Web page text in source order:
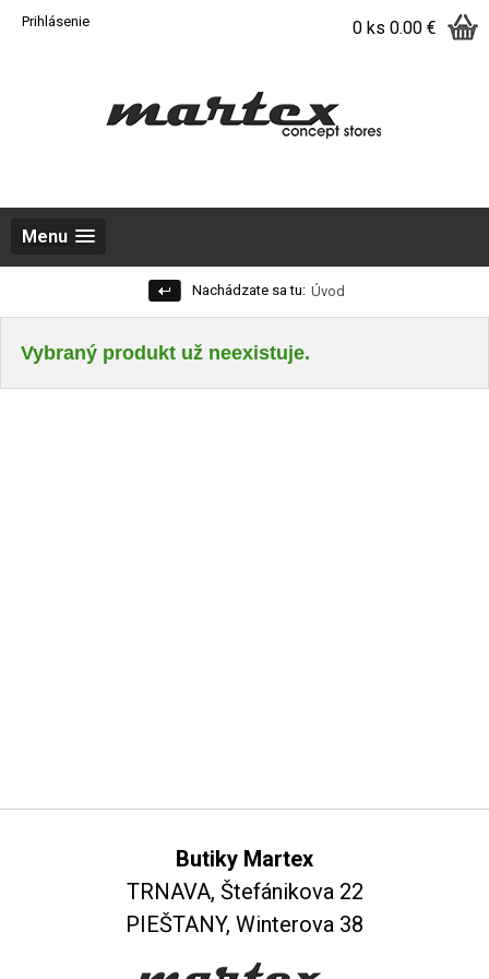
Prihlásenie 0 ks 0.00 €
Menu
Nachádzate sa tu: Úvod
Vybraný produkt už neexistuje.
Butiky Martex
TRNAVA, Štefánikova 22
PIEŠTANY, Winterova 38